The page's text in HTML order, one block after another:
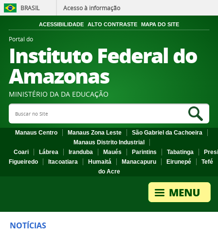
BRASIL Acesso à informação
ACESSIBILIDADE ALTO CONTRASTE MAPA DO SITE
Portal do
Instituto Federal do
Amazonas
MINISTÉRIO DA DA EDUCAÇÃO
Search Site
Manaus Centro Manaus Zona Leste
São Gabriel da Cachoeira
Manaus Distrito Industrial
Coari
Lábrea Iranduba Maués Parintins Tabatinga
Figueiredo
Itacoatiara Humaitá Manacapuru Eirunepé
Tefé
do Acre
NOTÍCIAS